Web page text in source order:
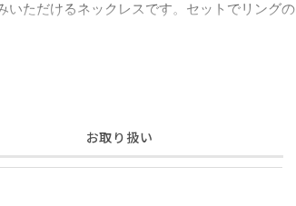
ただけるネックレスです。セットでリングの
切にし、受注生産にて承っています。 お客
ため、返品・交換・キャンセルができない商
お取り扱い